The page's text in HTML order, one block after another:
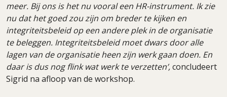
meer. Bij ons is het nu vooral een HR-instrument. Ik zie
nu dat het goed zou zijn om breder te kijken en
integriteitsbeleid op een andere plek in de organisatie
te beleggen. Integriteitsbeleid moet dwars door alle
lagen van de organisatie heen zijn werk gaan doen. En
daar is dus nog flink wat werk te verzetten’,concludeert
Sigrid na afloop van de workshop.